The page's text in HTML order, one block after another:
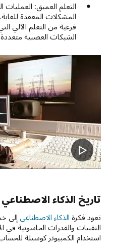
التعلم العميق: العمليات
المشكلات المعقدة
فرعية من التعلم الآلي
الشبكات العصبية
تاريخ الذكاء الاصطناعي
تعود فكرة الذكاء الاصطناعي إلى
التقنيات والقدرات الحاسوبية في
استخدام الكمبيوتر كوسيلة